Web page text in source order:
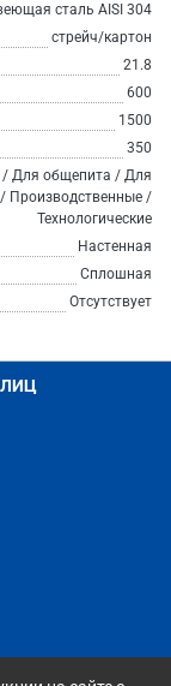
сталь AISI 304
стрейч/картон
21.8
600
1500
350
/ Для общепита / Для
Производственные /
Технологические
Настенная
Сплошная
Отсутствует